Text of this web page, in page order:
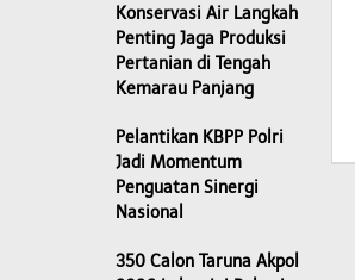
Konservasi Air Langkah
Penting Jaga Produksi
Pertanian di Tengah
Kemarau Panjang
Pelantikan KBPP Polri
Jadi Momentum
Penguatan Sinergi
Nasional
350 Calon Taruna Akpol